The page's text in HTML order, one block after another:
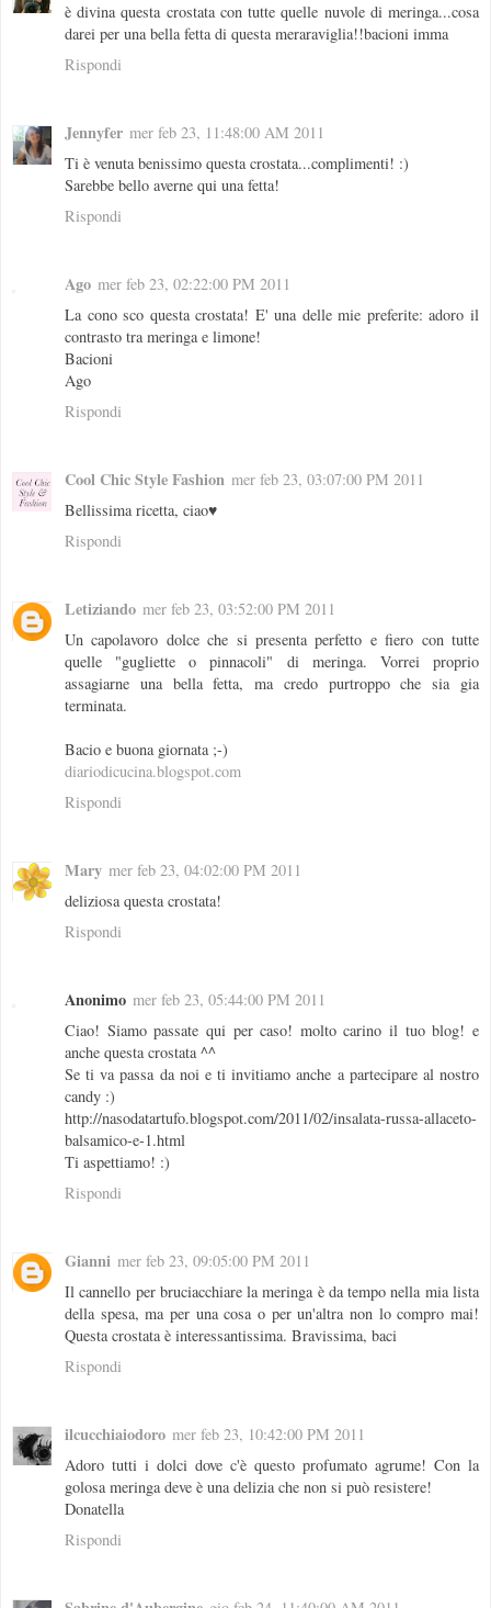
è divina questa crostata con tutte quelle nuvole di meringa...cosa
darei per una bella fetta di questa meraraviglia!!bacioni imma
Rispondi
Jennyfer mer feb 23, 11:48:00 AM 2011
Ti è venuta benissimo questa crostata...complimenti! :)
Sarebbe bello averne qui una fetta!
Rispondi
Ago mer feb 23, 02:22:00 PM 2011
La cono sco questa crostata! E' una delle mie preferite: adoro il
contrasto tra meringa e limone!
Bacioni
Ago
Rispondi
Cool Chic Style Fashion mer feb 23, 03:07:00 PM 2011
Bellissima ricetta, ciao♥
Rispondi
Letiziando mer feb 23, 03:52:00 PM 2011
Un capolavoro dolce che si presenta perfetto e fiero con tutte
quelle "gugliette o pinnacoli" di meringa. Vorrei proprio
assagiarne una bella fetta, ma credo purtroppo che sia gia
terminata.
Bacio e buona giornata ;-)
diariodicucina.blogspot.com
Rispondi
Mary mer feb 23, 04:02:00 PM 2011
deliziosa questa crostata!
Rispondi
Anonimo mer feb 23, 05:44:00 PM 2011
Ciao! Siamo passate qui per caso! molto carino il tuo blog! e
anche questa crostata ^^
Se ti va passa da noi e ti invitiamo anche a partecipare al nostro
candy :)
http://nasodatartufo.blogspot.com/2011/02/insalata-russa-allaceto-
balsamico-e-1.html
Ti aspettiamo! :)
Rispondi
Gianni mer feb 23, 09:05:00 PM 2011
Il cannello per bruciacchiare la meringa è da tempo nella mia lista
della spesa, ma per una cosa o per un'altra non lo compro mai!
Questa crostata è interessantissima. Bravissima, baci
Rispondi
ilcucchiaiodoro mer feb 23, 10:42:00 PM 2011
Adoro tutti i dolci dove c'è questo profumato agrume! Con la
golosa meringa deve è una delizia che non si può resistere!
Donatella
Rispondi